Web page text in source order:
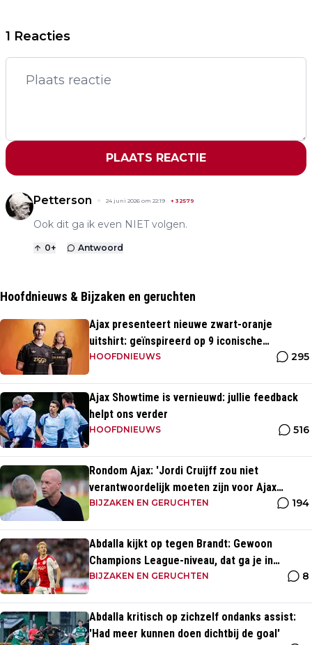
1 Reacties
PLAATS REACTIE
Petterson 24 juni 2026 om 22:19 + 32579
Ook dit ga ik even NIET volgen.
0+ Antwoord
Hoofdnieuws & Bijzaken en geruchten
Ajax presenteert nieuwe zwart-oranje
uitshirt: geïnspireerd op 9 iconische
momenten uit clubhistorie
HOOFDNIEUWS 295
Ajax Showtime is vernieuwd: jullie feedback
helpt ons verder
HOOFDNIEUWS 516
Rondom Ajax: 'Jordi Cruijff zou niet
verantwoordelijk moeten zijn voor Ajax
Vrouwen'
BIJZAKEN EN GERUCHTEN 194
Abdalla kijkt op tegen Brandt: Gewoon
Champions League-niveau, dat ga je in
wedstrijden ook zien'
BIJZAKEN EN GERUCHTEN 8
Abdalla kritisch op zichzelf ondanks assist:
'Had meer kunnen doen dichtbij de goal'